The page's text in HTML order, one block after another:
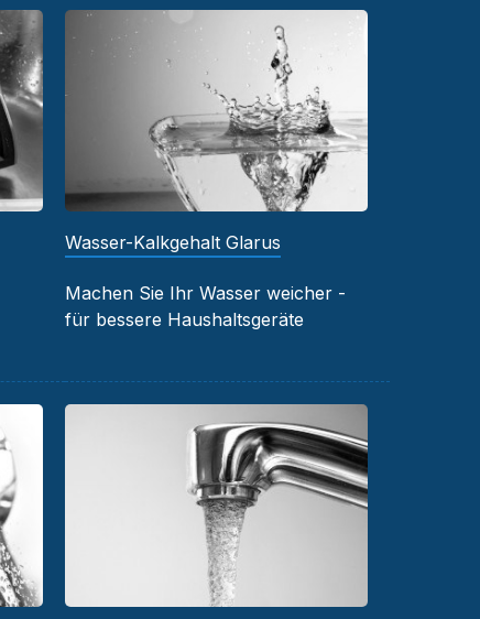
Wasser-Kalkgehalt Glarus
Machen Sie Ihr Wasser weicher -
für bessere Haushaltsgeräte